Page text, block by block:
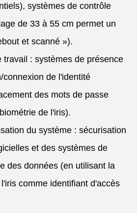
systèmes de contrôle
de 33 à 55 cm permet un
et scanné »).
travail : systèmes de présence
connexion de l'identité
des mots de passe
de l'iris).
du système : sécurisation
et des systèmes de
des données (en utilisant la
comme identifiant d'accès